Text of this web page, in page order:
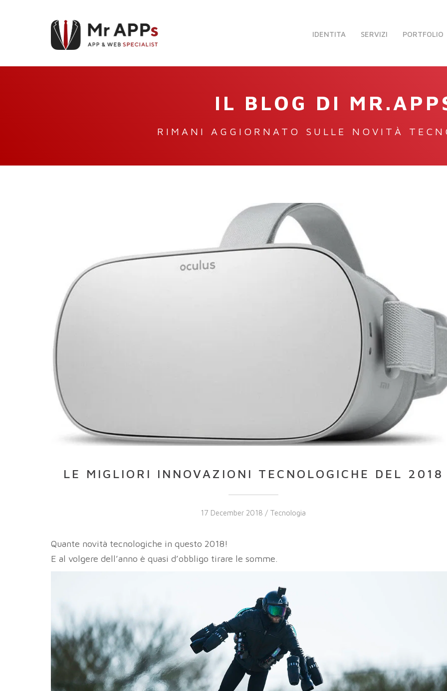
IDENTITA SERVIZI PORTFOLIO
IL BLOG DI
RIMANI AGGIORNATO SULLE NOVITÀ
LE MIGLIORI INNOVAZIONI TECNOLOGICHE DEL 2018
17 December 2018 / Tecnologia
Quante novità tecnologiche in questo 2018!
E al volgere dell’anno è quasi d’obbligo tirare le somme.